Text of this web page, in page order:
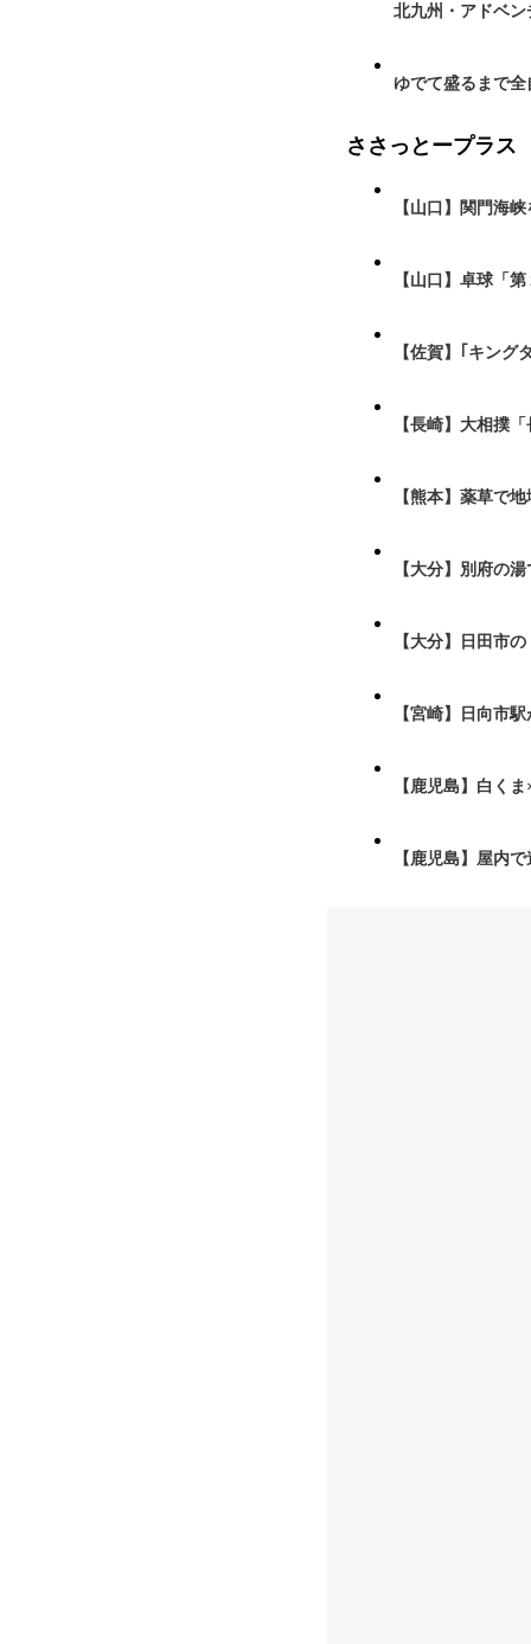
北九州・アドベ
ゆでて盛るまで
ささっとープラス
【山口】関門海
【山口】卓球「
【佐賀】｢キン
【長崎】大相撲
【熊本】薬草で
【大分】別府の
【大分】日田市
【宮崎】日向市
【鹿児島】白く
【鹿児島】屋内